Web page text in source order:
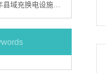
补短板试点申报流程清单